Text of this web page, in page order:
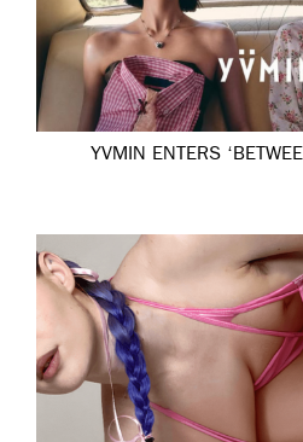
YVMIN ENTERS